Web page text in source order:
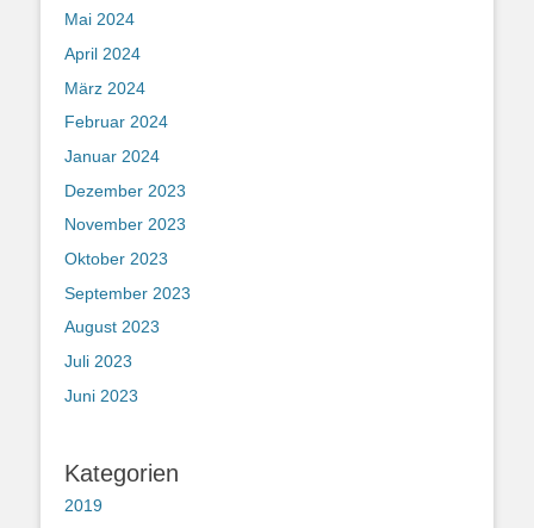
Mai 2024
April 2024
März 2024
Februar 2024
Januar 2024
Dezember 2023
November 2023
Oktober 2023
September 2023
August 2023
Juli 2023
Juni 2023
Kategorien
2019